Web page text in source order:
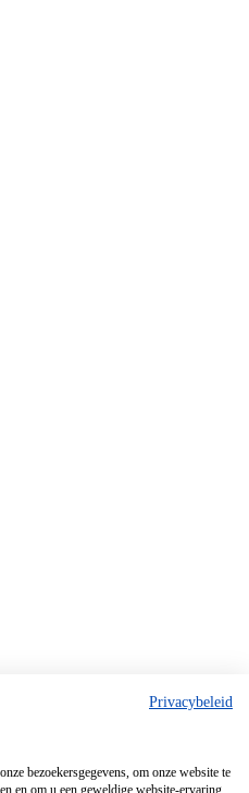
Privacybeleid
bezoekersgegevens, om onze website te
en om u een geweldige website-ervaring